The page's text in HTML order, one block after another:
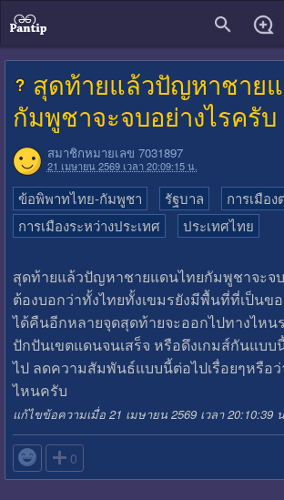
สุดท้ายแล้วปัญหาชาย
กัมพูชาจะจบอย่างไรครับ
สมาชิกหมายเลข 7031897
21 เมษายน 2569 เวลา 20:09:15 น.
ข้อพิพาทไทย-กัมพูชา รัฐบาล
การเมือง
การเมืองระหว่างประเทศ
ประเทศไทย
สุดท้ายแล้วปัญหาชายแดนไทยกัมพูชาจะจ
ต้องบอกว่าทั้งไทยทั้งเขมรยังมีพื้นที่ที่เป็นขอ
ได้คืนอีกหลายจุดสุดท้ายจะออกไปทางไหน
ปักปันเขตแดนจนเสร็จ หรือดึงเกมส์กันแบ
ไป ลดความสัมพันธ์แบบนี้ต่อไปเรื่อยๆหรือ
ไหนครับ
แก้ไขข้อความเมื่อ 21 เมษายน 2569 เวลา 20:10:39
 0